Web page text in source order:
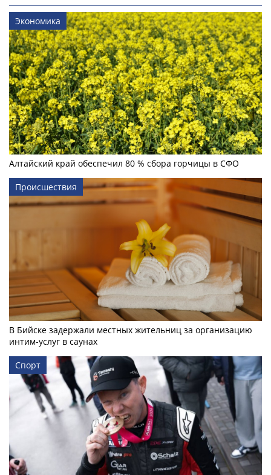
Экономика
Алтайский край обеспечил 80 % сбора горчицы в СФО
Происшествия
В Бийске задержали местных жительниц за организацию
интим-услуг в саунах
Спорт